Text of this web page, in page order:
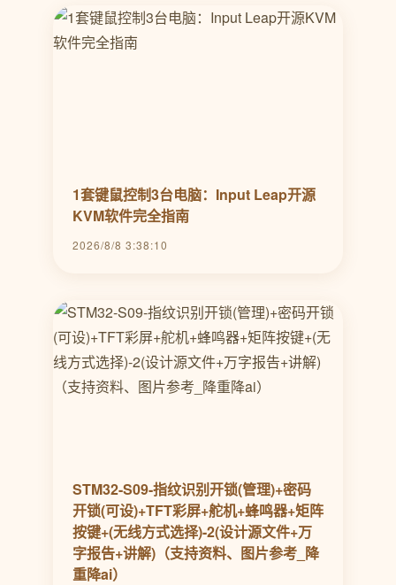
1套键鼠控制3台电脑：Input Leap开源
KVM软件完全指南
2026/8/8 3:38:10
STM32-S09-指纹识别开锁(管理)+密码
开锁(可设)+TFT彩屏+舵机+蜂鸣器+矩阵
按键+(无线方式选择)-2(设计源文件+万
字报告+讲解)（支持资料、图片参考_降
重降ai）